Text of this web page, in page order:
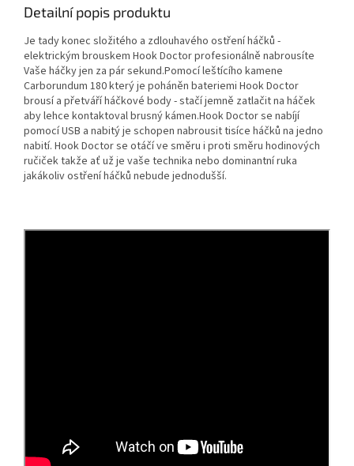
Detailní popis produktu
Je tady konec složitého a zdlouhavého ostření háčků -
elektrickým brouskem Hook Doctor profesionálně nabrousíte
Vaše háčky jen za pár sekund.Pomocí leštícího kamene
Carborundum 180 který je poháněn bateriemi Hook Doctor
brousí a přetváří háčkové body - stačí jemně zatlačit na háček
aby lehce kontaktoval brusný kámen.Hook Doctor se nabíjí
pomocí USB a nabitý je schopen nabrousit tisíce háčků na jedno
nabití. Hook Doctor se otáčí ve směru i proti směru hodinových
ručiček takže ať už je vaše technika nebo dominantní ruka
jakákoliv ostření háčků nebude jednodušší.